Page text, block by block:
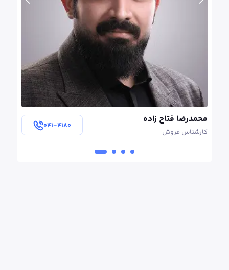
۰۴۱-۴۱۸۰
محمدرضا فتاح زاده
کارشناس فروش